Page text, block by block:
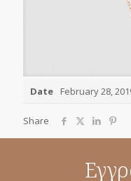
Date February 28,
Share